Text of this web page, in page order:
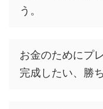
う。
お金のためにプ
完成したい、勝